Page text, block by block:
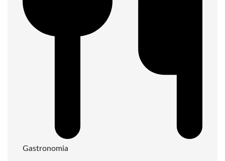
Gastronomia